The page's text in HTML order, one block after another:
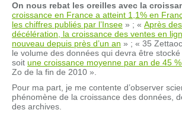
On nous rebat les oreilles avec la
croissance en France a atteint 1,1% en
les chiffres publiés par l’Insee » ; « Après
décélération, la croissance des ventes en
nouveau depuis près d’un an » ; « 35
le volume des données qui devra être
soit une croissance moyenne par an de 45 %
Zo de la fin de 2010 ».
Pour ma part, je me contente d’observer
phénomène de la croissance des données,
des archives.